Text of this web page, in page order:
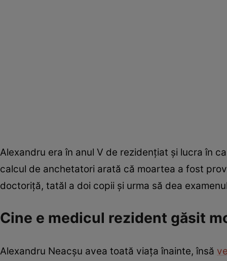
Alexandru era în anul V de rezidențiat și lucra în
calcul de anchetatori arată că moartea a fost
doctoriță, tatăl a doi copii și urma să dea
Cine e medicul rezident găsit
Alexandru Neacșu avea toată viața înainte, însă